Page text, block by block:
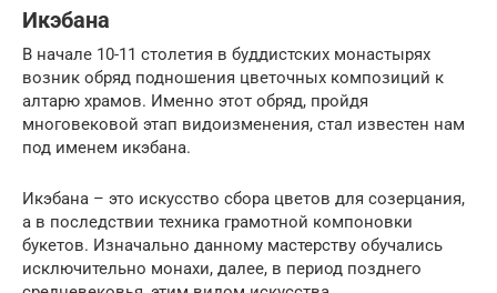
Икэбана
В начале 10-11 столетия в буддистских монастырях
возник обряд подношения цветочных композиций к
алтарю храмов. Именно этот обряд, пройдя
многовековой этап видоизменения, стал известен нам
под именем икэбана.
Икэбана – это искусство сбора цветов для созерцания,
а в последствии техника грамотной компоновки
букетов. Изначально данному мастерству обучались
исключительно монахи, далее, в период позднего